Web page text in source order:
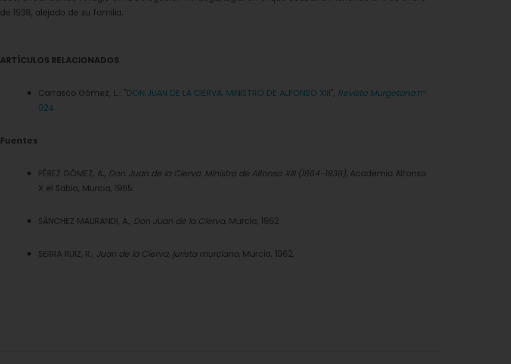
de 1938, alejado de su familia.
ARTÍCULOS RELACIONADOS
Carrasco Gómez, L.: "DON JUAN DE LA CIERVA, MINISTRO DE ALFONSO XIII", Revista Murgetananº
024
Fuentes
PÉREZ GÓMEZ, A., Don Juan de la Cierva. Ministro de Alfonso XIII (1864-1938), Academia Alfonso
X el Sabio, Murcia, 1965.
SÁNCHEZ MAURANDI, A., Don Juan de la Cierva, Murcia, 1962.
SERRA RUIZ, R., Juan de la Cierva, jurista murciano, Murcia, 1962.